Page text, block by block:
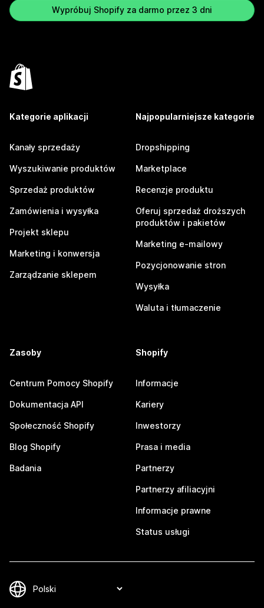
Wypróbuj Shopify za darmo przez 3 dni
Kategorie aplikacji
Kanały sprzedaży
Wyszukiwanie produktów
Sprzedaż produktów
Zamówienia i wysyłka
Projekt sklepu
Marketing i konwersja
Zarządzanie sklepem
Najpopularniejsze kategorie
Dropshipping
Marketplace
Recenzje produktu
Oferuj sprzedaż droższych
produktów i pakietów
Marketing e-mailowy
Pozycjonowanie stron
Wysyłka
Waluta i tłumaczenie
Zasoby
Centrum Pomocy Shopify
Dokumentacja API
Społeczność Shopify
Blog Shopify
Badania
Shopify
Informacje
Kariery
Inwestorzy
Prasa i media
Partnerzy
Partnerzy afiliacyjni
Informacje prawne
Status usługi